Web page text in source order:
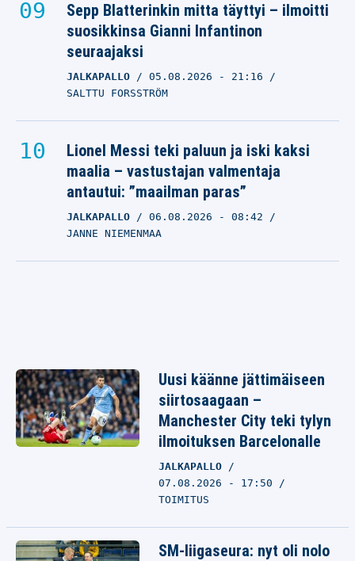
Sepp Blatterinkin mitta täyttyi – ilmoitti
suosikkinsa Gianni Infantinon
seuraajaksi
JALKAPALLO 05.08.2026 - 21:16
SALTTU FORSSTRÖM
Lionel Messi teki paluun ja iski kaksi
maalia – vastustajan valmentaja
antautui: ”maailman paras”
JALKAPALLO 06.08.2026 - 08:42
JANNE NIEMENMAA
Uusi käänne jättimäiseen
siirtosaagaan –
Manchester City teki tylyn
ilmoituksen Barcelonalle
JALKAPALLO
07.08.2026 - 17:50
TOIMITUS
SM-liigaseura: nyt oli nolo